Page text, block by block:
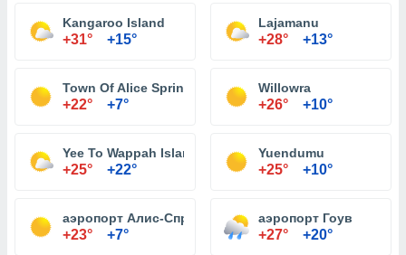
Kangaroo Island
+31° +15°
Lajamanu
+28° +13°
Town Of Alice Springs
+22° +7°
Willowra
+26° +10°
Yee To Wappah Island
+25° +22°
Yuendumu
+25° +10°
аэропорт Алис-Спрингс
+23° +7°
аэропорт Гоув
+27° +20°